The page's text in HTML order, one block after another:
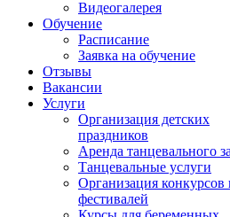
Видеогалерея
Обучение
Расписание
Заявка на обучение
Отзывы
Вакансии
Услуги
Организация детских
праздников
Аренда танцевального
Танцевальные услуги
Организация конкурсов
фестивалей